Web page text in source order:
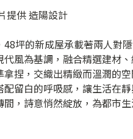
提供 造陽設計
坪的新成屋承載著兩人對
代風為基調，融合精選建材
捏，交織出精緻而溫潤的
留白的呼吸感，讓生活在
間，詩意悄然綻放，為都市